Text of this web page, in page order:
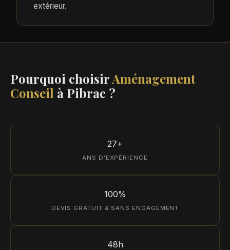
extérieur.
Pourquoi choisirAménagement
Conseil à Pibrac ?
27+
ANS D'EXPÉRIENCE
100%
DEVIS GRATUIT & SANS ENGAGEMENT
48h